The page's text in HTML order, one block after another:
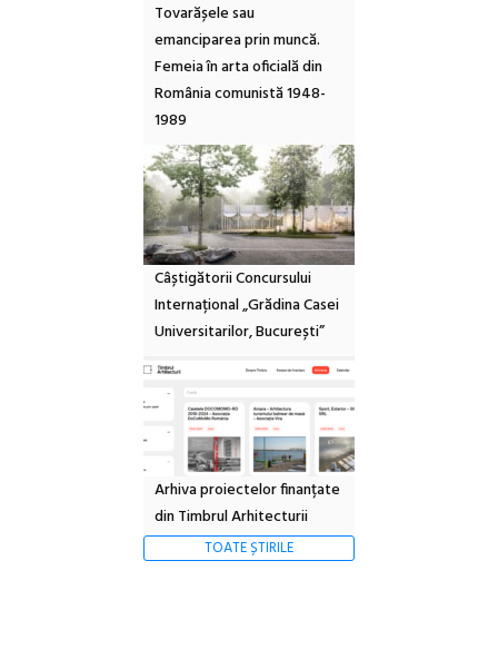
Tovarășele sau
emanciparea prin muncă.
Femeia în arta oficială din
România comunistă 1948-
1989
Câștigătorii Concursului
Internațional „Grădina Casei
Universitarilor, București”
Arhiva proiectelor finanțate
din Timbrul Arhitecturii
TOATE ȘTIRILE